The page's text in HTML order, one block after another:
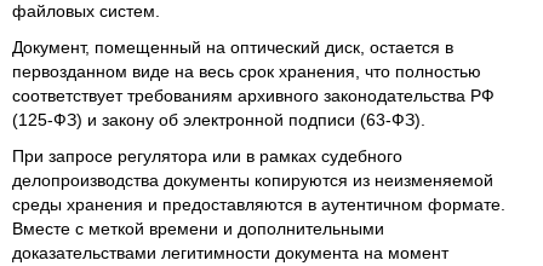
файловых систем.
Документ, помещенный на оптический диск, остается в
первозданном виде на весь срок хранения, что полностью
соответствует требованиям архивного законодательства РФ
(125-ФЗ) и закону об электронной подписи (63-ФЗ).
При запросе регулятора или в рамках судебного
делопроизводства документы копируются из неизменяемой
среды хранения и предоставляются в аутентичном формате.
Вместе с меткой времени и дополнительными
доказательствами легитимности документа на момент